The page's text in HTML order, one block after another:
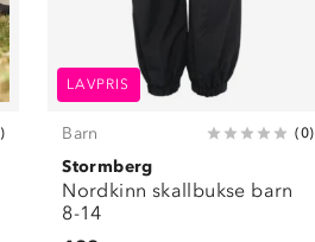
)
LAVPRIS
Barn (0)
Stormberg
Nordkinn skallbukse barn
8-14